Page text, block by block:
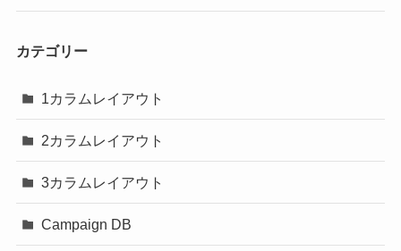
カテゴリー
1カラムレイアウト
2カラムレイアウト
3カラムレイアウト
Campaign DB